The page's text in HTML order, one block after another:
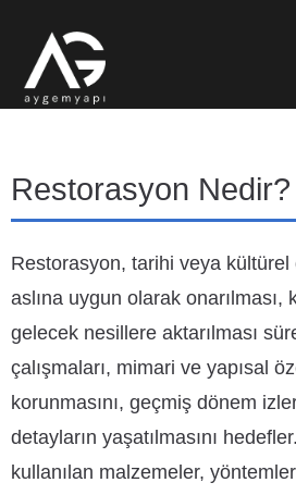
Restorasyon Nedir?
Restorasyon, tarihi veya kültürel
aslına uygun olarak onarılması,
gelecek nesillere aktarılması
çalışmaları, mimari ve yapısal
korunmasını, geçmiş dönem
detayların yaşatılmasını
kullanılan malzemeler,